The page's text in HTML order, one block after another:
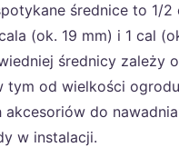
średnice to 1/2
(ok. 19 mm) i 1 cal
średnicy zależy
tym od wielkości
akcesoriów do
w instalacji.